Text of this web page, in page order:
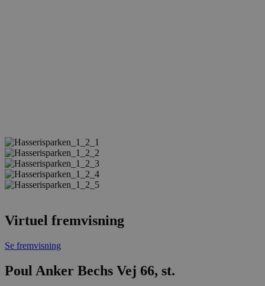
Virtuel fremvisning
Se fremvisning
Poul Anker Bechs Vej 66, st.